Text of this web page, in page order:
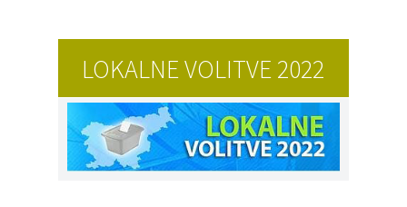
LOKALNE VOLITVE 2022